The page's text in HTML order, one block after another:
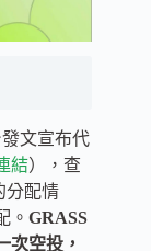
文宣布代
結），查
分配情
。 GRASS
次空投，